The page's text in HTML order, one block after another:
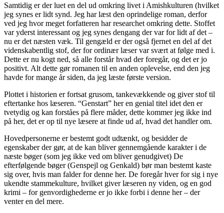
Samtidig er der luet en del ud omkring livet i Amishkulturen (hvilket
jeg synes er lidt synd. Jeg har læst den oprindelige roman, derfor
ved jeg hvor meget forfatteren har researchet omkring dette. Stoffet
var yderst interessant og jeg synes dengang der var for lidt af det –
nu er det næsten væk. Til gengæld er der også fjernet en del af det
videnskabentlig stof, der for ordinær læser var svært at følge med i.
Dette er nu kogt ned, så alle forstår hvad der foregår, og det er jo
positivt. Alt dette gør romanen til en anden oplevelse, end den jeg
havde for mange år siden, da jeg læste første version.
Plottet i historien er fortsat grusom, tankevækkende og giver stof til
eftertanke hos læseren. “Genstart” her en genial titel idet den er
tvetydig og kan forståes på flere måder, dette kommer jeg ikke ind
på her, det er op til nye læsere at finde ud af, hvad det handler om.
Hovedpersonerne er bestemt godt udtænkt, og besidder de
egenskaber der gør, at de kan bliver gennemgående karakter i de
næste bøger (som jeg ikke ved om bliver genudgivet) De
efterfølgende bøger (Genspejl og Genkald) bør man bestemt kaste
sig over, hvis man falder for denne her. De foregår hver for sig i nye
ukendte stammekulture, hvilket giver læseren ny viden, og en god
krimi – for genvordighederne er jo ikke forbi i denne her – der
venter en del mere.